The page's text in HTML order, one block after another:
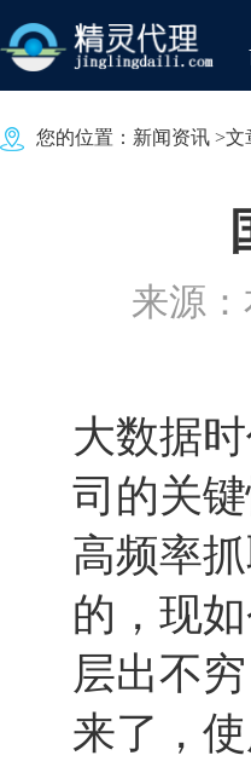
您的位置： 新闻资讯 >文
来源
大数据
司的关
高频率
的，现
层出不
来了，